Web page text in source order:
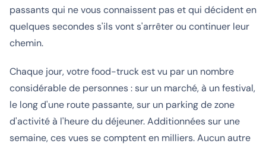
passants qui ne vous connaissent pas et qui décident en
quelques secondes s'ils vont s'arrêter ou continuer leur
chemin.
Chaque jour, votre food-truck est vu par un nombre
considérable de personnes : sur un marché, à un festival,
le long d'une route passante, sur un parking de zone
d'activité à l'heure du déjeuner. Additionnées sur une
semaine, ces vues se comptent en milliers. Aucun autre